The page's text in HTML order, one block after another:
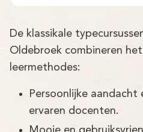
De klassikale
Oldebroek combineren
leermethodes:
Persoonlijke
ervaren docenten.